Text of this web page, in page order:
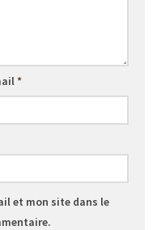
*
et mon site dans le